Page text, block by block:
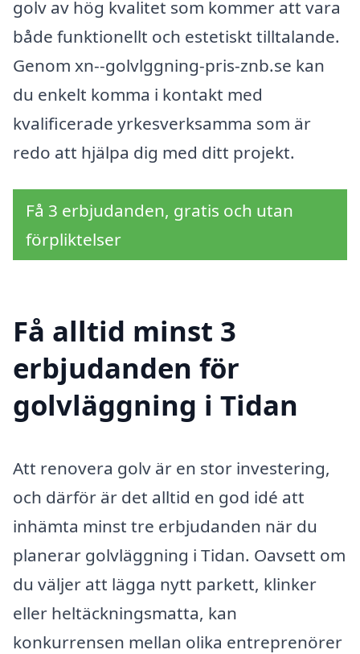
golv av hög kvalitet som kommer att vara
både funktionellt och estetiskt tilltalande.
Genom xn--golvlggning-pris-znb.se kan
du enkelt komma i kontakt med
kvalificerade yrkesverksamma som är
redo att hjälpa dig med ditt projekt.
Få 3 erbjudanden, gratis och utan
förpliktelser
Få alltid minst 3
erbjudanden för
golvläggning i Tidan
Att renovera golv är en stor investering,
och därför är det alltid en god idé att
inhämta minst tre erbjudanden när du
planerar golvläggning i Tidan. Oavsett om
du väljer att lägga nytt parkett, klinker
eller heltäckningsmatta, kan
konkurrensen mellan olika entreprenörer